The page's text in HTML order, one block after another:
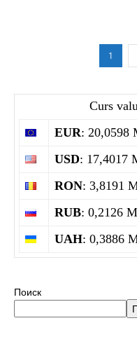
1
Curs
EUR: 20,0598
USD: 17,4017
RON: 3,8191
RUB: 0,2126
UAH: 0,3886
Поиск